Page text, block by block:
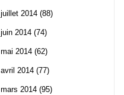
juillet 2014 (88)
juin 2014 (74)
mai 2014 (62)
avril 2014 (77)
mars 2014 (95)